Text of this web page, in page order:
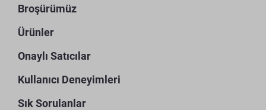
Broşürümüz
Ürünler
Onaylı Satıcılar
Kullanıcı Deneyimleri
Sık Sorulanlar